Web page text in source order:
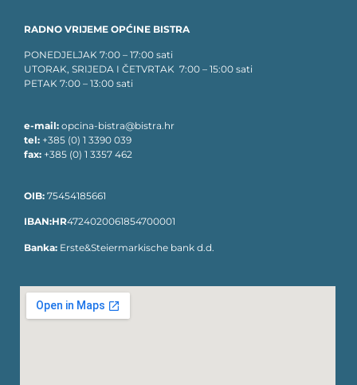
RADNO VRIJEME OPĆINE BISTRA
PONEDJELJAK 7:00 – 17:00 sati
UTORAK, SRIJEDA I ČETVRTAK 7:00 – 15:00 sati
PETAK 7:00 – 13:00 sati
e-mail: opcina-bistra@bistra.hr
tel: +385 (0) 1 3390 039
fax: +385 (0) 1 3357 462
OIB: 75454185661
IBAN:HR4724020061854700001
Banka: Erste&Steiermarkische bank d.d.